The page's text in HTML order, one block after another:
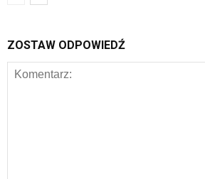
ZOSTAW ODPOWIEDŹ